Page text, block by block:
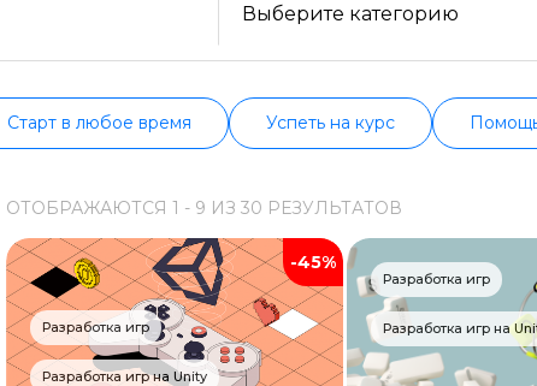
Саморазвитие
Другое
Рукоделие
Выберите категорию
Web-разработка
Python-разработка
Мобильная разработка
JavaScript-разработка
Старт в любое время Успеть на курс
ОТОБРАЖАЮТСЯ 1 - 9 ИЗ 30 РЕЗУЛЬТАТОВ
-45%
Разработка игр
Разработка игр на Unity
Разработка игр
Разработка игр на